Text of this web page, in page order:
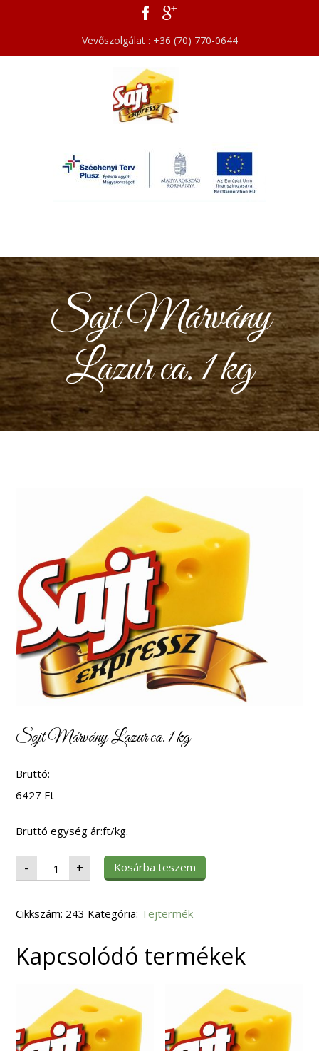
Vevőszolgálat : +36 (70) 770-0644
Sajt Márvány
Lazur ca. 1 kg
Sajt Márvány Lazur ca. 1 kg
Bruttó:
6427 Ft
Bruttó egység ár:ft/kg.
- Sajt
Márvány
Lazur
kg
+ Kosárba teszem
Cikkszám: 243 Kategória: Tejtermék
Kapcsolódó termékek